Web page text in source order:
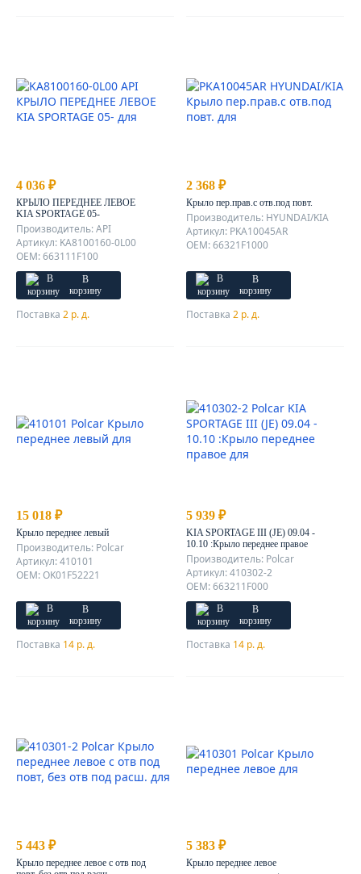
4 036 ₽
КРЫЛО ПЕРЕДНЕЕ ЛЕВОЕ
KIA SPORTAGE 05-
Производитель: API
Артикул: KA8100160-0L00
OEM: 663111F100
В
корзину
Поставка 2 р. д.
2 368 ₽
Крыло пер.прав.с отв.под повт.
Производитель: HYUNDAI/KIA
Артикул: PKA10045AR
OEM: 66321F1000
В
корзину
Поставка 2 р. д.
15 018 ₽
Крыло переднее левый
Производитель: Polcar
Артикул: 410101
OEM: OK01F52221
В
корзину
Поставка 14 р. д.
5 939 ₽
KIA SPORTAGE III (JE) 09.04 -
10.10 :Крыло переднее правое
Производитель: Polcar
Артикул: 410302-2
OEM: 663211F000
В
корзину
Поставка 14 р. д.
5 443 ₽
Крыло переднее левое с отв под
5 383 ₽
Крыло переднее левое